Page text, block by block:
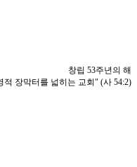
창립 53주년의 해
적 장막터를 넓히는 교회" (사 54:2)